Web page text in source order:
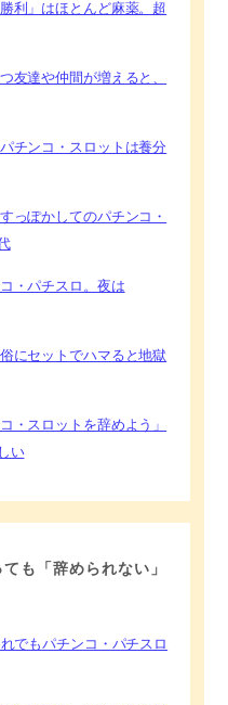
利」はほとんど麻薬。超
友達や仲間が増えると、
チンコ・スロットは養分
っぽかしてのパチンコ・
・パチスロ。夜は
にセットでハマると地獄
・スロットを辞めよう」
い
も「辞められない」
でもパチンコ・パチスロ